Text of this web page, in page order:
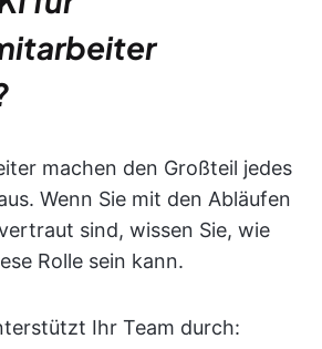
machen den Großteil jedes
Wenn Sie mit den Abläufen
sind, wissen Sie, wie
Rolle sein kann.
Ihr Team durch: